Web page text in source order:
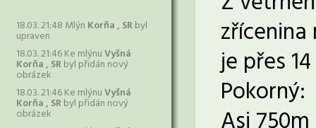
18.03. 21:48 Mlýn Korňa , SRbyl
upraven
18.03. 21:46 Ke mlýnuVyšná
Korňa , SRbyl přidán nový
obrázek
18.03. 21:46 Ke mlýnuVyšná
Korňa , SRbyl přidán nový
obrázek
je přes
Pokorný: